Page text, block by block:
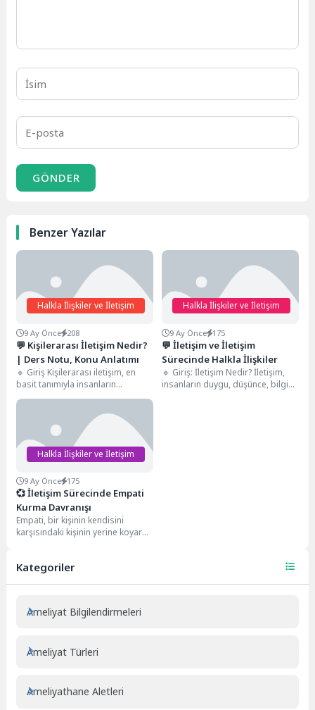
GÖNDER
Benzer Yazılar
Halkla İlişkiler ve İletişim
9 Ay Önce 208
💬 Kişilerarası İletişim Nedir?
| Ders Notu, Konu Anlatımı
🔹 Giriş Kişilerarası iletişim, en
basit tanımıyla insanların
birbirleriyle anlam paylaşımı
Halkla İlişkiler ve İletişim
9 Ay Önce 175
💬 İletişim ve İletişim
Sürecinde Halkla İlişkiler
🔹 Giriş: İletişim Nedir? İletişim,
insanların duygu, düşünce, bilgi
Halkla İlişkiler ve İletişim
9 Ay Önce 175
💞 İletişim Sürecinde Empati
Kurma Davranışı
Empati, bir kişinin kendisini
karşısındaki kişinin yerine koyarak
sürecinde...
Kategoriler
Ameliyat Bilgilendirmeleri
Ameliyat Türleri
Ameliyathane Aletleri